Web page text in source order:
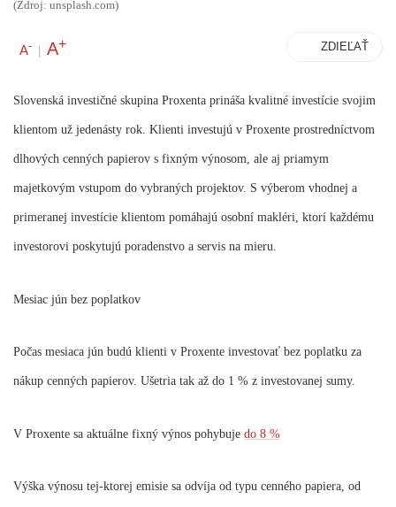
(Zdroj: unsplash.com)
A- | A+ ZDIEĽAŤ
Slovenská investičné skupina Proxenta prináša kvalitné investície svojim
klientom už jedenásty rok. Klienti investujú v Proxente prostredníctvom
dlhových cenných papierov s fixným výnosom, ale aj priamym
majetkovým vstupom do vybraných projektov. S výberom vhodnej a
primeranej investície klientom pomáhajú osobní makléri, ktorí každému
investorovi poskytujú poradenstvo a servis na mieru.
Mesiac jún bez poplatkov
Počas mesiaca jún budú klienti v Proxente investovať bez poplatku za
nákup cenných papierov. Ušetria tak až do 1 % z investovanej sumy.
V Proxente sa aktuálne fixný výnos pohybuje do 8 %
Výška výnosu tej-ktorej emisie sa odvíja od typu cenného papiera, od